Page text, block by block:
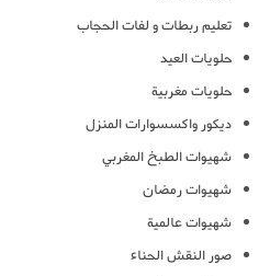
تعليم ربطات و لفات الحجاب
حلويات العيد
حلويات مغربية
ديكور واكسسوارات المنزل
شهيوات الطبخ المغربي
شهيوات رمضان
شهيوات عالمية
صور النقش الحناء